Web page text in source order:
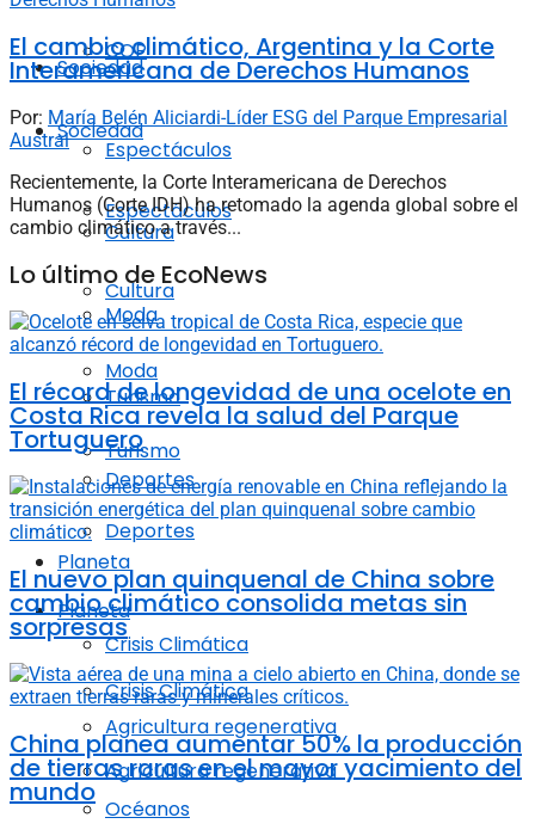
Sociedad
Espectáculos
Cultura
Moda
Turismo
Deportes
Planeta
Crisis Climática
Agricultura regenerativa
Océanos
COP
Sociedad
Espectáculos
Cultura
Moda
Turismo
Deportes
Planeta
Crisis Climática
Agricultura regenerativa
El cambio climático, Argentina y la Corte
Interamericana de Derechos Humanos
Por: María Belén Aliciardi-Líder ESG del Parque Empresarial
Austral
Recientemente, la Corte Interamericana de Derechos
Humanos (Corte IDH) ha retomado la agenda global sobre el
cambio climático a través...
Lo último de EcoNews
El récord de longevidad de una ocelote en
Costa Rica revela la salud del Parque
Tortuguero
El nuevo plan quinquenal de China sobre
cambio climático consolida metas sin
sorpresas
China planea aumentar 50% la producción
de tierras raras en el mayor yacimiento del
mundo